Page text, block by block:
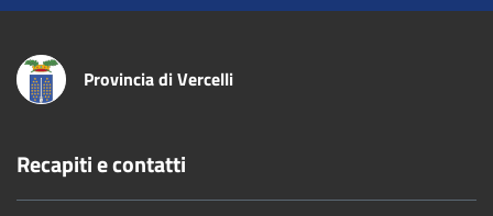
Provincia di Vercelli
Recapiti e contatti